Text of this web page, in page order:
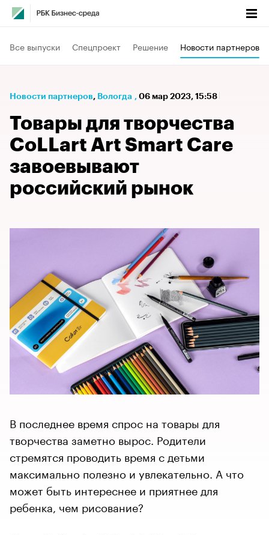
Все выпуски Спецпроект Решение Новости партнеров
Новости партнеров⁠, Вологда , 06 мар 2023, 15:58
Товары для творчества
CoLLart Art Smart Care
завоевывают
российский рынок
В последнее время спрос на товары для
творчества заметно вырос. Родители
стремятся проводить время с детьми
максимально полезно и увлекательно. А что
может быть интереснее и приятнее для
ребенка, чем рисование?